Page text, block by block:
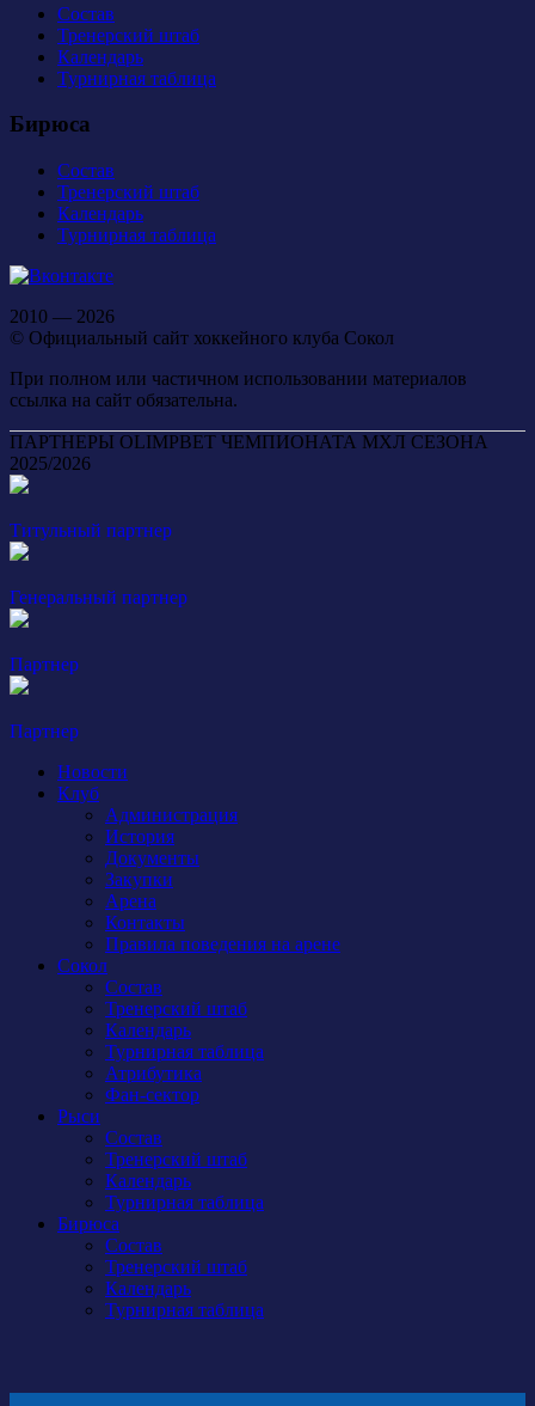
Состав
Тренерский штаб
Календарь
Турнирная таблица
Бирюса
Состав
Тренерский штаб
Календарь
Турнирная таблица
2010 — 2026
© Официальный сайт хоккейного клуба Сокол
При полном или частичном использовании материалов
ссылка на сайт обязательна.
ПАРТНЕРЫ OLIMPBET ЧЕМПИОНАТА МХЛ СЕЗОНА
2025/2026
Титульный партнер
Генеральный партнер
Партнер
Партнер
Новости
Клуб
Администрация
История
Документы
Закупки
Арена
Контакты
Правила поведения на арене
Сокол
Состав
Тренерский штаб
Календарь
Турнирная таблица
Атрибутика
Фан-сектор
Рыси
Состав
Тренерский штаб
Календарь
Турнирная таблица
Бирюса
Состав
Тренерский штаб
Календарь
Турнирная таблица